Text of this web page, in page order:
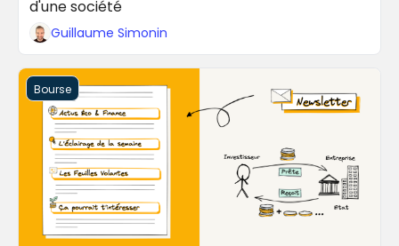
d'une société
Guillaume Simonin
Bourse